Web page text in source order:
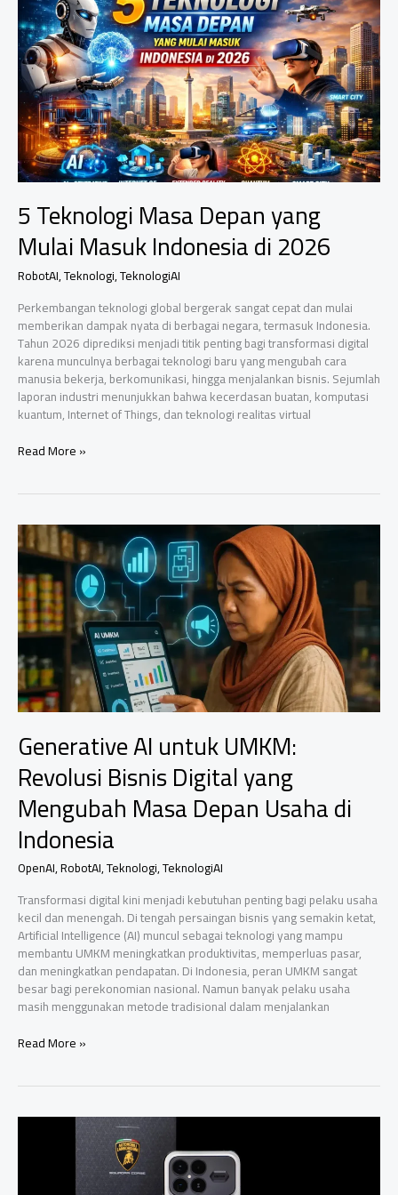
di
Media
Sosial
2026,
Nomor
3
Bikin
Netizen
Tercengang!
5 Teknologi Masa Depan yang
Mulai Masuk Indonesia di 2026
RobotAI,Teknologi,TeknologiAI
Perkembangan teknologi global bergerak sangat cepat dan mulai
memberikan dampak nyata di berbagai negara, termasuk Indonesia.
Tahun 2026 diprediksi menjadi titik penting bagi transformasi digital
karena munculnya berbagai teknologi baru yang mengubah cara
manusia bekerja, berkomunikasi, hingga menjalankan bisnis. Sejumlah
laporan industri menunjukkan bahwa kecerdasan buatan, komputasi
kuantum, Internet of Things, dan teknologi realitas virtual
5
yang
Mulai
Masuk
Indonesia
di
2026
Read More »
Generative AI untuk UMKM:
Revolusi Bisnis Digital yang
Mengubah Masa Depan Usaha di
Indonesia
OpenAI,RobotAI,Teknologi,TeknologiAI
Transformasi digital kini menjadi kebutuhan penting bagi pelaku usaha
kecil dan menengah. Di tengah persaingan bisnis yang semakin ketat,
Artificial Intelligence (AI) muncul sebagai teknologi yang mampu
membantu UMKM meningkatkan produktivitas, memperluas pasar,
dan meningkatkan pendapatan. Di Indonesia, peran UMKM sangat
besar bagi perekonomian nasional. Namun banyak pelaku usaha
masih menggunakan metode tradisional dalam menjalankan
Generative
Revolusi
Read More »